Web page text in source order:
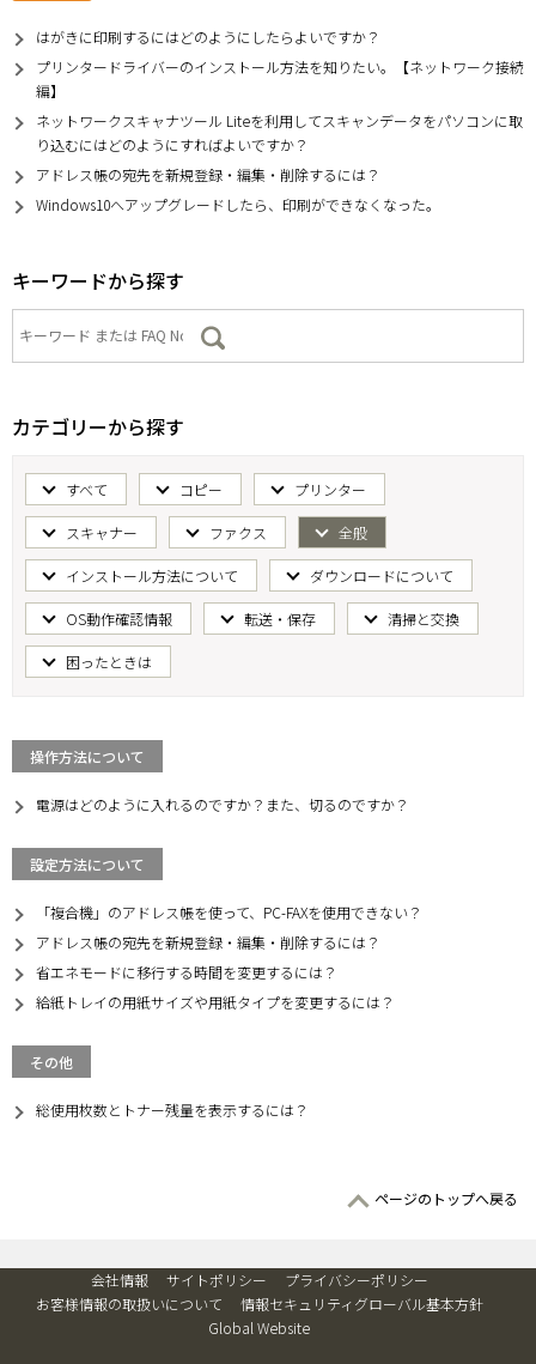
はがきに印刷するにはどのようにしたらよいですか？
プリンタードライバーのインストール方法を知りたい。【ネットワーク接続
編】
ネットワークスキャナツール Liteを利用してスキャンデータをパソコンに取
り込むにはどのようにすればよいですか？
アドレス帳の宛先を新規登録・編集・削除するには？
Windows10へアップグレードしたら、印刷ができなくなった。
キーワードから探す
カテゴリーから探す
すべて コピー プリンター
スキャナー ファクス 全般
インストール方法について ダウンロードについて
OS動作確認情報 転送・保存 清掃と交換
困ったときは
操作方法について
電源はどのように入れるのですか？また、切るのですか？
設定方法について
「複合機」のアドレス帳を使って、PC-FAXを使用できない？
アドレス帳の宛先を新規登録・編集・削除するには？
省エネモードに移行する時間を変更するには？
給紙トレイの用紙サイズや用紙タイプを変更するには？
その他
総使用枚数とトナー残量を表示するには？
ページのトップへ戻る
会社情報 サイトポリシー
プライバシーポリシー
お客様情報の取扱いについて
情報セキュリティグローバル基本方針
Global Website